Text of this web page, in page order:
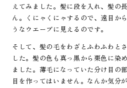
えてみました。髪に段を入れ、髪の
ん。くにゃくにゃするので、遠目か
うなウエーブに見えるのです。
そして、髪の毛をわざとふわふわと
した。髪の色も真っ黒から栗色に染
ました。薄毛になっていた分け目の
目を作ってはいません。なんか気分